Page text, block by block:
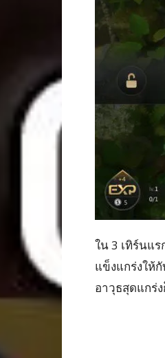
ใน 3 เทิร์นแ
แข็งแกร่งให้
อาวุธสุดแกร่